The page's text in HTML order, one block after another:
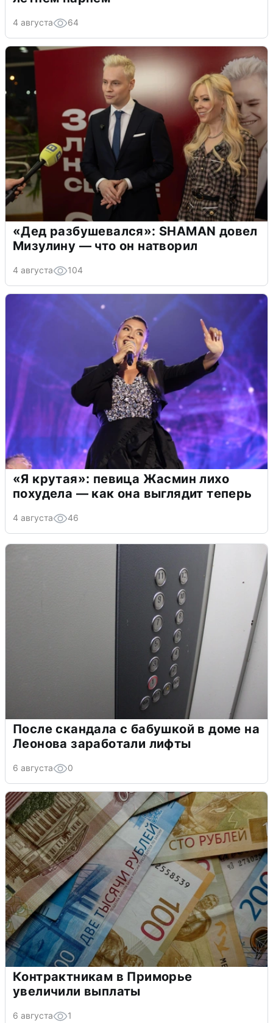
4 августа 64
«Дед разбушевался»: SHAMAN довел
Мизулину — что он натворил
4 августа 104
«Я крутая»: певица Жасмин лихо
похудела — как она выглядит теперь
4 августа 46
После скандала с бабушкой в доме на
Леонова заработали лифты
6 августа 0
Контрактникам в Приморье
увеличили выплаты
6 августа 1